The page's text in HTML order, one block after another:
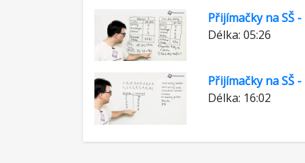
Přijímačky na SŠ
Délka: 05:26
Přijímačky na SŠ
Délka: 16:02